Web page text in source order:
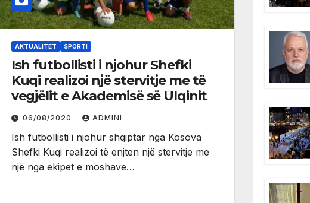
AKTUALITET SPORTI
Ish futbollisti i njohur Shefki
Kuqi realizoi një stervitje me të
vegjëlit e Akademisë së Ulqinit
06/08/2020 ADMINI
Ish futbollisti i njohur shqiptar nga Kosova
Shefki Kuqi realizoi të enjten një stervitje me
një nga ekipet e moshave…